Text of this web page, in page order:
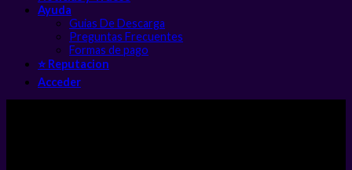
Ayuda
Guias De Descarga
Preguntas Frecuentes
Formas de pago
⭐ Reputacion
Acceder